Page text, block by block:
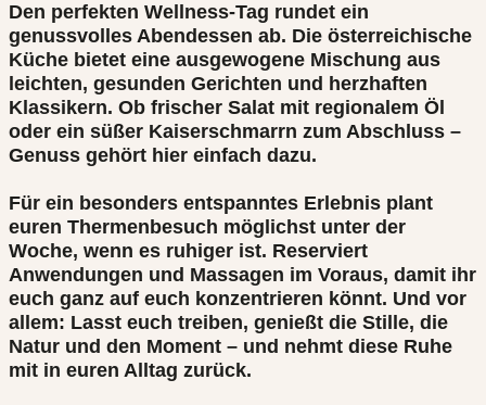
Den perfekten Wellness-Tag rundet ein
genussvolles Abendessen ab. Die österreichische
Küche bietet eine ausgewogene Mischung aus
leichten, gesunden Gerichten und herzhaften
Klassikern. Ob frischer Salat mit regionalem Öl
oder ein süßer Kaiserschmarrn zum Abschluss –
Genuss gehört hier einfach dazu.
Für ein besonders entspanntes Erlebnis plant
euren Thermenbesuch möglichst unter der
Woche, wenn es ruhiger ist. Reserviert
Anwendungen und Massagen im Voraus, damit ihr
euch ganz auf euch konzentrieren könnt. Und vor
allem: Lasst euch treiben, genießt die Stille, die
Natur und den Moment – und nehmt diese Ruhe
mit in euren Alltag zurück.